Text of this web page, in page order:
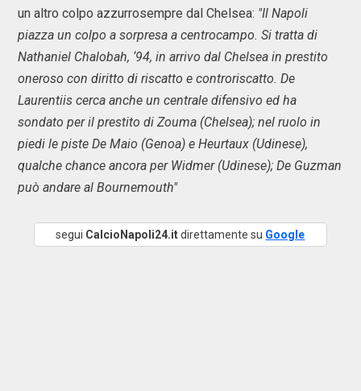
un altro colpo azzurrosempre dal Chelsea: "Il Napoli
piazza un colpo a sorpresa a centrocampo. Si tratta di
Nathaniel Chalobah, ‘94, in arrivo dal Chelsea in prestito
oneroso con diritto di riscatto e controriscatto. De
Laurentiis cerca anche un centrale difensivo ed ha
sondato per il prestito di Zouma (Chelsea); nel ruolo in
piedi le piste De Maio (Genoa) e Heurtaux (Udinese),
qualche chance ancora per Widmer (Udinese); De Guzman
può andare al Bournemouth"
segui CalcioNapoli24.itdirettamente su Google